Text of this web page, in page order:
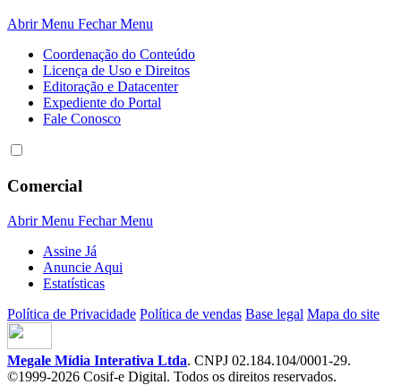
Abrir Menu Fechar Menu
Coordenação do Conteúdo
Licença de Uso e Direitos
Editoração e Datacenter
Expediente do Portal
Fale Conosco
Comercial
Abrir Menu Fechar Menu
Assine Já
Anuncie Aqui
Estatísticas
Política de Privacidade Política de vendas Base legal Mapa do site
Megale Mídia Interativa Ltda. CNPJ 02.184.104/0001-29.
©1999-2026 Cosif-e Digital. Todos os direitos reservados.